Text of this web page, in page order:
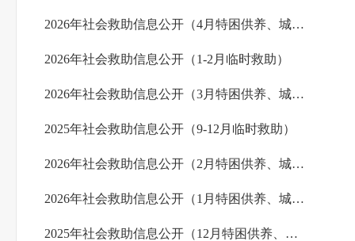
2026年社会救助信息公开（4月特困供养、城市农村低保）
2026年社会救助信息公开（1-2月临时救助）
2026年社会救助信息公开（3月特困供养、城市农村低保）
2025年社会救助信息公开（9-12月临时救助）
2026年社会救助信息公开（2月特困供养、城市农村低保）
2026年社会救助信息公开（1月特困供养、城市农村低保）
2025年社会救助信息公开（12月特困供养、城市农村低保）